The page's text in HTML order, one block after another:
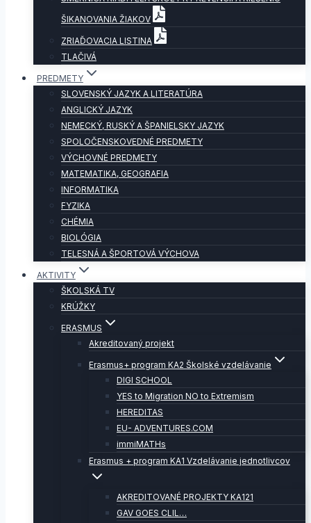
ŠIKANOVANIA ŽIAKOV
ZRIAĎOVACIA LISTINA
TLAČIVÁ
PREDMETY
SLOVENSKÝ JAZYK A LITERATÚRA
ANGLICKÝ JAZYK
NEMECKÝ, RUSKÝ A ŠPANIELSKY JAZYK
SPOLOČENSKOVEDNÉ PREDMETY
VÝCHOVNÉ PREDMETY
MATEMATIKA, GEOGRAFIA
INFORMATIKA
FYZIKA
CHÉMIA
BIOLÓGIA
TELESNÁ A ŠPORTOVÁ VÝCHOVA
AKTIVITY
ŠKOLSKÁ TV
KRÚŽKY
ERASMUS
Akreditovaný projekt
Erasmus+ program KA2 Školské vzdelávanie
DIGI SCHOOL
YES to Migration NO to Extremism
HEREDITAS
EU- ADVENTURES.COM
immiMATHs
Erasmus + program KA1 Vzdelávanie jednotlivcov
AKREDITOVANÉ PROJEKTY KA121
GAV GOES CLIL…